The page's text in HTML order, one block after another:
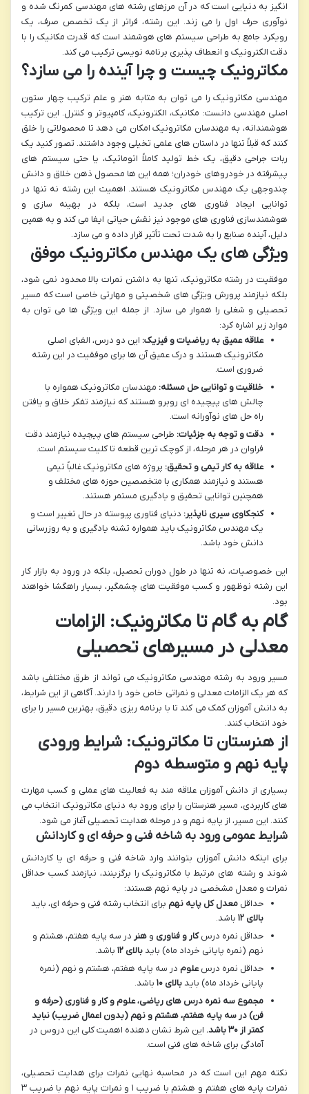
انگیز به دنیایی است که در آن مرزهای رشته های مهندسی کمرنگ شده و
نوآوری حرف اول را می زند. این رشته، فراتر از یک تخصص صرف، یک
رویکرد جامع به طراحی سیستم های هوشمند است که قدرت مکانیک را با
دقت الکترونیک و انعطاف پذیری برنامه نویسی ترکیب می کند.
مکاترونیک چیست و چرا آینده را می سازد؟
مهندسی مکاترونیک را می توان به مثابه هنر و علم ترکیب چهار ستون
اصلی مهندسی دانست: مکانیک، الکترونیک، کامپیوتر و کنترل. این ترکیب
هوشمندانه، به مهندسان مکاترونیک امکان می دهد تا محصولاتی را خلق
کنند که قبلاً تنها در داستان های علمی تخیلی وجود داشتند. تصور کنید یک
ربات جراحی دقیق، یک خط تولید کاملاً اتوماتیک، یا حتی سیستم های
پیشرفته در خودروهای خودران؛ همه این ها محصول ذهن خلاق و دانش
چندوجهی یک مهندس مکاترونیک هستند. اهمیت این رشته نه تنها در
توانایی ایجاد فناوری های جدید است، بلکه در بهینه سازی و
هوشمندسازی فناوری های موجود نیز نقش حیاتی ایفا می کند و به همین
دلیل، آینده صنایع را به شدت تحت تأثیر قرار داده و می سازد.
ویژگی های یک مهندس مکاترونیک موفق
موفقیت در رشته مکاترونیک، تنها به داشتن نمرات بالا محدود نمی شود،
بلکه نیازمند پرورش ویژگی های شخصیتی و مهارتی خاصی است که مسیر
تحصیلی و شغلی را هموار می سازد. از جمله این ویژگی ها می توان به
موارد زیر اشاره کرد:
علاقه عمیق به ریاضیات و فیزیک: این دو درس، الفبای اصلی
مکاترونیک هستند و درک عمیق آن ها برای موفقیت در این رشته
ضروری است.
خلاقیت و توانایی حل مسئله: مهندسان مکاترونیک همواره با
چالش های پیچیده ای روبرو هستند که نیازمند تفکر خلاق و یافتن
راه حل های نوآورانه است.
دقت و توجه به جزئیات: طراحی سیستم های پیچیده نیازمند دقت
فراوان در هر مرحله، از کوچک ترین قطعه تا کلیت سیستم است.
علاقه به کار تیمی و تحقیق: پروژه های مکاترونیک غالباً تیمی
هستند و نیازمند همکاری با متخصصین حوزه های مختلف و
همچنین توانایی تحقیق و یادگیری مستمر هستند.
کنجکاوی سیری ناپذیر: دنیای فناوری پیوسته در حال تغییر است و
یک مهندس مکاترونیک باید همواره تشنه یادگیری و به روزرسانی
دانش خود باشد.
این خصوصیات، نه تنها در طول دوران تحصیل، بلکه در ورود به بازار کار
این رشته نوظهور و کسب موفقیت های چشمگیر، بسیار راهگشا خواهند
بود.
گام به گام تا مکاترونیک: الزامات
معدلی در مسیرهای تحصیلی
مسیر ورود به رشته مهندسی مکاترونیک می تواند از طرق مختلفی باشد
که هر یک الزامات معدلی و نمراتی خاص خود را دارند. آگاهی از این شرایط،
به دانش آموزان کمک می کند تا با برنامه ریزی دقیق، بهترین مسیر را برای
خود انتخاب کنند.
از هنرستان تا مکاترونیک: شرایط ورودی
پایه نهم و متوسطه دوم
بسیاری از دانش آموزان علاقه مند به فعالیت های عملی و کسب مهارت
های کاربردی، مسیر هنرستان را برای ورود به دنیای مکاترونیک انتخاب می
کنند. این مسیر، از پایه نهم و در مرحله هدایت تحصیلی آغاز می شود.
شرایط عمومی ورود به شاخه فنی و حرفه ای و کاردانش
برای اینکه دانش آموزان بتوانند وارد شاخه فنی و حرفه ای یا کاردانش
شوند و رشته های مرتبط با مکاترونیک را برگزینند، نیازمند کسب حداقل
نمرات و معدل مشخصی در پایه نهم هستند:
حداقل معدل کل پایه نهم برای انتخاب رشته فنی و حرفه ای، باید
بالای ۱۲
باشد.
حداقل نمره درسکار و فناوری و هنر در سه پایه هفتم، هشتم و
نهم (نمره پایانی خرداد ماه) بایدبالای ۱۲
باشد.
حداقل نمره درسعلوم در سه پایه هفتم، هشتم و نهم (نمره
پایانی خرداد ماه) بایدبالای ۱۰
باشد.
مجموع سه نمره درس های ریاضی، علوم و کار و فناوری (حرفه و
فن) در سه پایه هفتم، هشتم و نهم (بدون اعمال ضریب) نباید
کمتر از ۳۰ باشد.
این شرط نشان دهنده اهمیت کلی این دروس در
آمادگی برای شاخه های فنی است.
نکته مهم این است که در محاسبه نهایی نمرات برای هدایت تحصیلی،
نمرات پایه های هفتم و هشتم با ضریب ۱ و نمرات پایه نهم با ضریب ۳